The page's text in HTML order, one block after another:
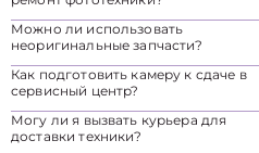
Можно ли использовать
неоригинальные запчасти?
Как подготовить камеру к сдаче в
сервисный центр?
Могу ли я вызвать курьера для
доставки техники?